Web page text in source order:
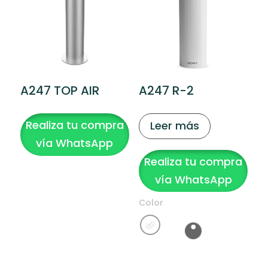
A247 TOP AIR
Realiza tu compra
vía WhatsApp
A247 R-2
Leer más
Realiza tu compra
vía WhatsApp
Color